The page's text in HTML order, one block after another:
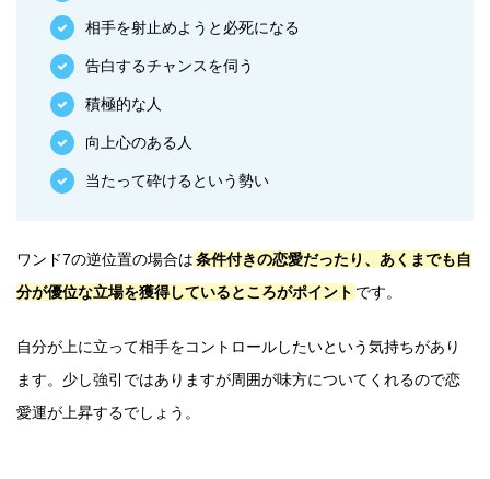
相手を射止めようと必死になる
告白するチャンスを伺う
積極的な人
向上心のある人
当たって砕けるという勢い
ワンド7の逆位置の場合は条件付きの恋愛だったり、あくまでも自
分が優位な立場を獲得しているところがポイント です。
自分が上に立って相手をコントロールしたいという気持ちがあり
ます。少し強引ではありますが周囲が味方についてくれるので恋
愛運が上昇するでしょう。